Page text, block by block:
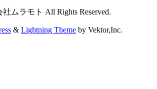
ムラモト All Rights Reserved.
& Lightning Theme by Vektor,Inc.